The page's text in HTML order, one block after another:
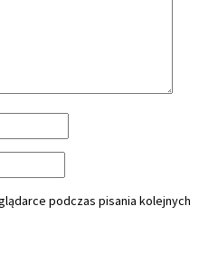
podczas pisania kolejnych